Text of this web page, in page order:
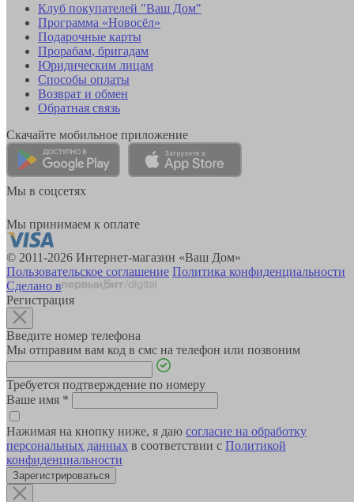
Клуб покупателей "Ваш Дом"
Программа «Новосёл»
Подарочные карты
Прорабам, бригадам
Юридическим лицам
Способы оплаты
Возврат и обмен
Обратная связь
Скачайте мобильное приложение
Мы в соцсетях
Мы принимаем к оплате
© 2011-2026 Интернет-магазин «Ваш Дом»
Пользовательское соглашение Политика конфиденциальности
Сделано в
Регистрация
Введите номер телефона
Мы отправим вам код в смс на телефон или позвоним
Требуется подтверждение по номеру
Ваше имя *
Нажимая на кнопку ниже, я даю согласие на обработку
персональных данных в соответствии с Политикой
конфиденциальности
Зарегистрироваться